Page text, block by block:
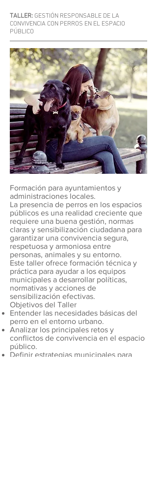
TALLER:GESTIÓN RESPONSABLE DE LA
CONVIVENCIA CON PERROS EN EL ESPACIO
PÚBLICO
Formación para ayuntamientos y
administraciones locales.
La presencia de perros en los espacios
públicos es una realidad creciente que
requiere una buena gestión, normas
claras y sensibilización ciudadana para
garantizar una convivencia segura,
respetuosa y armoniosa entre
personas, animales y su entorno.
Este taller ofrece formación técnica y
práctica para ayudar a los equipos
municipales a desarrollar políticas,
normativas y acciones de
sensibilización efectivas.
Objetivos del Taller
Entender las necesidades básicas del
perro en el entorno urbano.
Analizar los principales retos y
conflictos de convivencia en el espacio
público.
Definir estrategias municipales para